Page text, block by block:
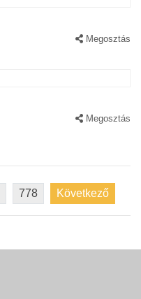
Megosztás
Megosztás
778 Következő